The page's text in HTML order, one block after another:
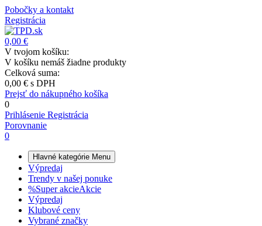
Pobočky a kontakt
Registrácia
0,00 €
V tvojom košíku:
V košíku nemáš žiadne produkty
Celková suma:
0,00 € s DPH
Prejsť do nákupného košíka
0
Prihlásenie Registrácia
Porovnanie
0
Hlavné kategórie Menu
Výpredaj
Trendy v našej ponuke
%Super akcieAkcie
Výpredaj
Klubové ceny
Vybrané značky